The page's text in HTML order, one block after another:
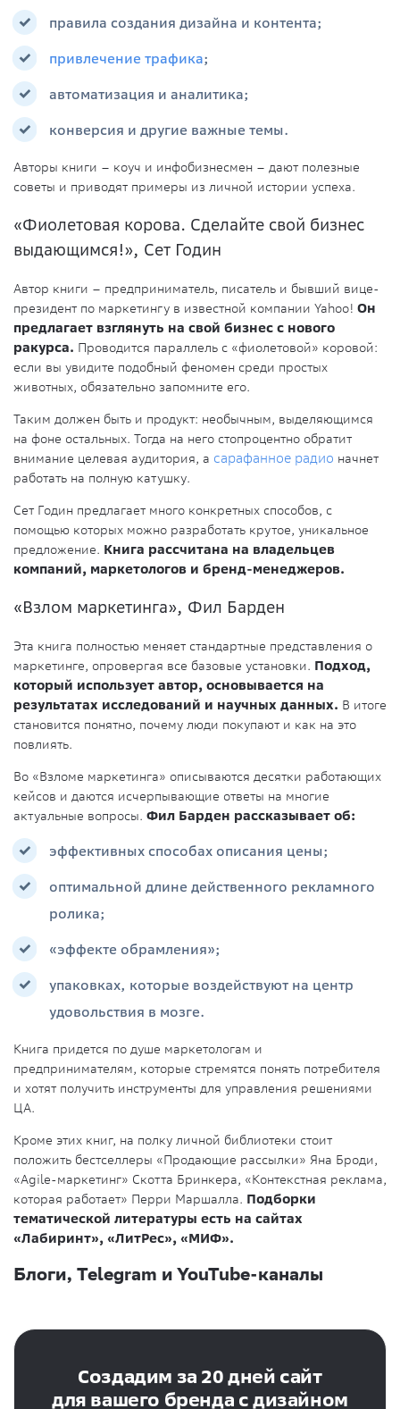
правила создания дизайна и контента;
привлечение трафика;
автоматизация и аналитика;
конверсия и другие важные темы.
Авторы книги – коуч и инфобизнесмен – дают полезные
советы и приводят примеры из личной истории успеха.
«Фиолетовая корова. Сделайте свой бизнес
выдающимся!», Сет Годин
Автор книги – предприниматель, писатель и бывший вице-
президент по маркетингу в известной компании Yahoo! Он
предлагает взглянуть на свой бизнес с нового
ракурса. Проводится параллель с «фиолетовой» коровой:
если вы увидите подобный феномен среди простых
животных, обязательно запомните его.
Таким должен быть и продукт: необычным, выделяющимся
на фоне остальных. Тогда на него стопроцентно обратит
внимание целевая аудитория, а сарафанное радио начнет
работать на полную катушку.
Сет Годин предлагает много конкретных способов, с
помощью которых можно разработать крутое, уникальное
предложение. Книга рассчитана на владельцев
компаний, маркетологов и бренд-менеджеров.
«Взлом маркетинга», Фил Барден
Эта книга полностью меняет стандартные представления о
маркетинге, опровергая все базовые установки. Подход,
который использует автор, основывается на
результатах исследований и научных данных. В итоге
становится понятно, почему люди покупают и как на это
повлиять.
Во «Взломе маркетинга» описываются десятки работающих
кейсов и даются исчерпывающие ответы на многие
актуальные вопросы. Фил Барден рассказывает об:
эффективных способах описания цены;
оптимальной длине действенного рекламного
ролика;
«эффекте обрамления»;
упаковках, которые воздействуют на центр
удовольствия в мозге.
Книга придется по душе маркетологам и
предпринимателям, которые стремятся понять потребителя
и хотят получить инструменты для управления решениями
ЦА.
Кроме этих книг, на полку личной библиотеки стоит
положить бестселлеры «Продающие рассылки» Яна Броди,
«Agile-маркетинг» Скотта Бринкера, «Контекстная реклама,
которая работает» Перри Маршалла. Подборки
тематической литературы есть на сайтах
«Лабиринт», «ЛитРес», «МИФ».
Блоги, Telegram и YouTube-каналы
Создадим за 20 дней сайт
для вашего бренда с дизайном